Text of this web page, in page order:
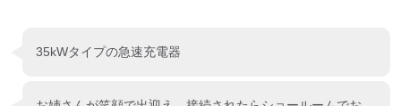
35kWタイプの急速充電器